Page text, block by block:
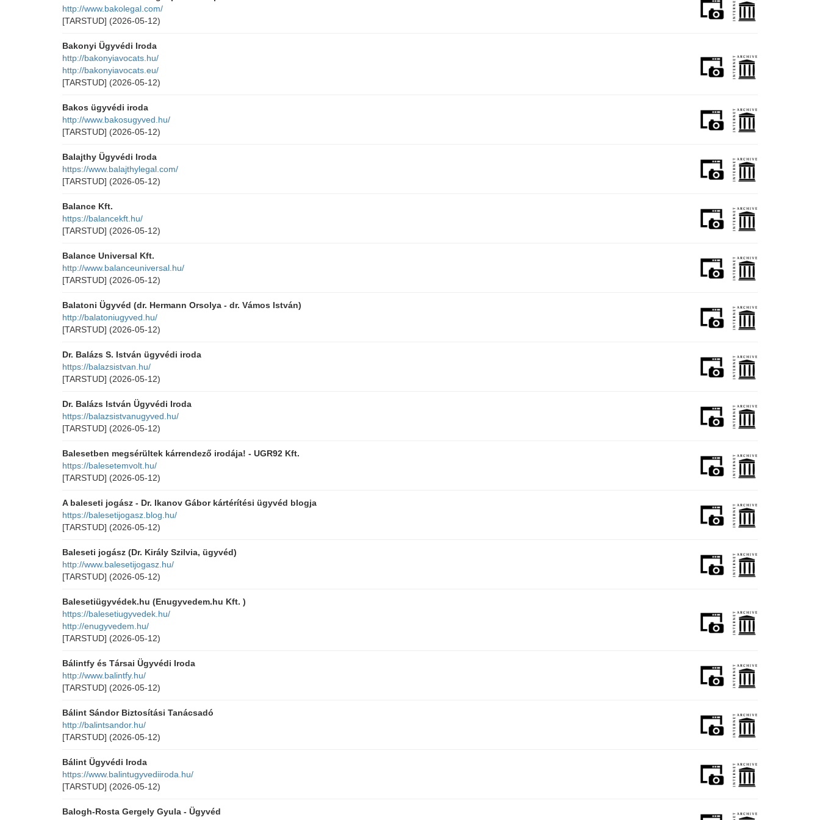
http://www.bakolegal.com/
[TARSTUD] (2026-05-12)
Bakonyi Ügyvédi Iroda
http://bakonyiavocats.hu/
http://bakonyiavocats.eu/
[TARSTUD] (2026-05-12)
Bakos ügyvédi iroda
http://www.bakosugyved.hu/
[TARSTUD] (2026-05-12)
Balajthy Ügyvédi Iroda
https://www.balajthylegal.com/
[TARSTUD] (2026-05-12)
Balance Kft.
https://balancekft.hu/
[TARSTUD] (2026-05-12)
Balance Universal Kft.
http://www.balanceuniversal.hu/
[TARSTUD] (2026-05-12)
Balatoni Ügyvéd (dr. Hermann Orsolya - dr. Vámos István)
http://balatoniugyved.hu/
[TARSTUD] (2026-05-12)
Dr. Balázs S. István ügyvédi iroda
https://balazsistvan.hu/
[TARSTUD] (2026-05-12)
Dr. Balázs István Ügyvédi Iroda
https://balazsistvanugyved.hu/
[TARSTUD] (2026-05-12)
Balesetben megsérültek kárrendező irodája! - UGR92 Kft.
https://balesetemvolt.hu/
[TARSTUD] (2026-05-12)
A baleseti jogász - Dr. Ikanov Gábor kártérítési ügyvéd blogja
https://balesetijogasz.blog.hu/
[TARSTUD] (2026-05-12)
Baleseti jogász (Dr. Király Szilvia, ügyvéd)
http://www.balesetijogasz.hu/
[TARSTUD] (2026-05-12)
Balesetiügyvédek.hu (Enugyvedem.hu Kft. )
https://balesetiugyvedek.hu/
http://enugyvedem.hu/
[TARSTUD] (2026-05-12)
Bálintfy és Társai Ügyvédi Iroda
http://www.balintfy.hu/
[TARSTUD] (2026-05-12)
Bálint Sándor Biztosítási Tanácsadó
http://balintsandor.hu/
[TARSTUD] (2026-05-12)
Bálint Ügyvédi Iroda
https://www.balintugyvediiroda.hu/
[TARSTUD] (2026-05-12)
Balogh-Rosta Gergely Gyula - Ügyvéd